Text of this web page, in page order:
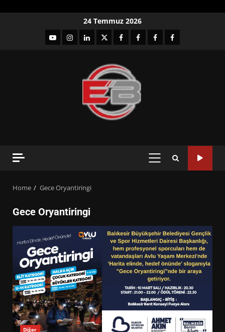
24 Temmuz 2026
YouTubeInstagram
LinkedIntwitterfacebook-Facebook-
Facebook-Facebook-
PRIMARY
Home Gece Oryantiringi
Gece Oryantiringi
Diğer